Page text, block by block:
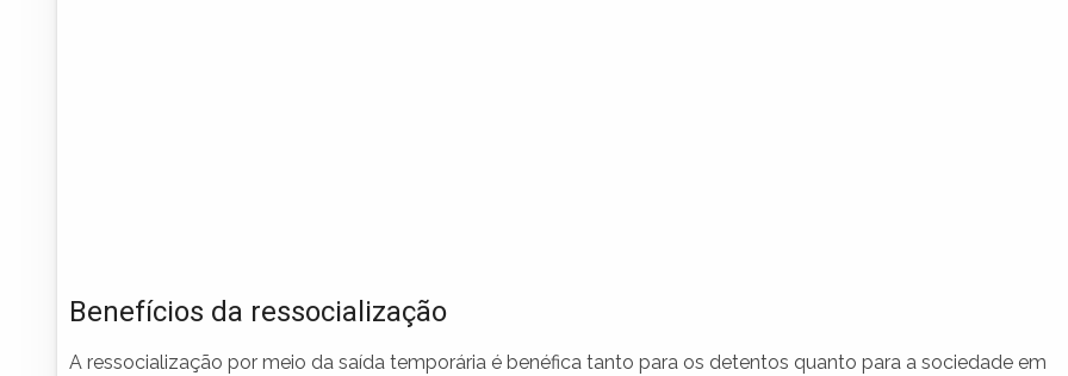
Benefícios da ressocialização
A ressocialização por meio da saída temporária é benéfica tanto para os detentos quanto para a sociedade em